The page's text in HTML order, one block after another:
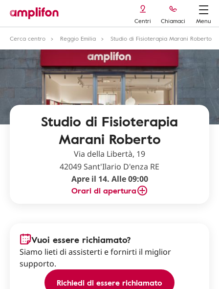
Centri Chiamaci
Menu
Cerca centro
Reggio Emilia Studio di Fisioterapia Marani Roberto
Studio di Fisioterapia
Marani Roberto
Via della Libertà, 19
42049 Sant'Ilario D'enza RE
Apre il 14. Alle 09:00
Orari di apertura
Vuoi essere richiamato?
Siamo lieti di assisterti e fornirti il miglior
supporto.
Richiedi di essere richiamato